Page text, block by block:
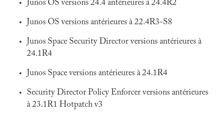
Junos OS versions 24.4 antérieures à 24.4R2
Junos OS versions antérieures à 22.4R3-S8
Junos Space Security Director versions antérieures à
24.1R4
Junos Space versions antérieures à 24.1R4
Security Director Policy Enforcer versions antérieures
à 23.1R1 Hotpatch v3